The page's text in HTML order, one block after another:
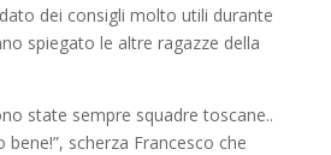
dei consigli molto utili durante
spiegato le altre ragazze della
state sempre squadre toscane..
bene!”, scherza Francesco che